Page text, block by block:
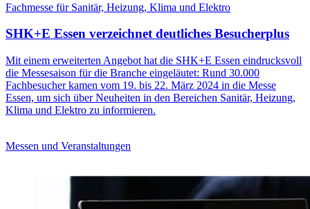
Fachmesse für Sanitär, Heizung, Klima und Elektro
SHK+E Essen verzeichnet deutliches Besucherplus
Mit einem erweiterten Angebot hat die SHK+E Essen eindrucksvoll
die Messesaison für die Branche eingeläutet: Rund 30.000
Fachbesucher kamen vom 19. bis 22. März 2024 in die Messe
Essen, um sich über Neuheiten in den Bereichen Sanitär, Heizung,
Klima und Elektro zu informieren.
Messen und Veranstaltungen